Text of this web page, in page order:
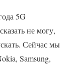
5G
не могу,
Сейчас мы
Samsung,